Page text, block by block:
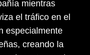
mientras
el tráfico en el
especialmente
creando la